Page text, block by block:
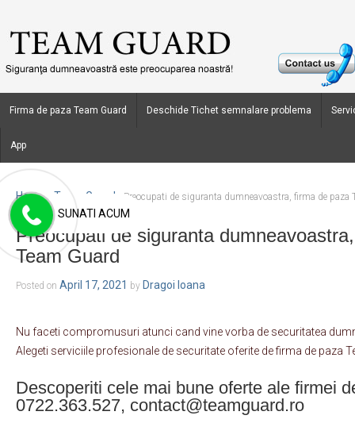
Firma de paza Team Guard Deschide Tichet semnalare problema
App
Home › Team Guard Preocupati de siguranta dumneavoastra, firma de paza
Preocupati de siguranta
Team Guard
Posted on April 17, 2021 by Dragoi Ioana
Nu faceti compromusuri atunci cand vine vorba de securitatea
Alegeti serviciile profesionale de securitate oferite de firma de paza
Descoperiti cele mai bune oferte ale firmei
0722.363.527, contact@teamguard.ro
SUNATI ACUM